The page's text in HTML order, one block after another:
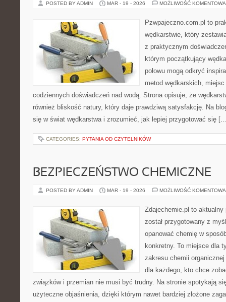
POSTED BY ADMIN MAR - 19 - 2026 MOŻLIWOŚĆ
Pzwpajeczno.com.pl to
wędkarstwie, który
z praktycznym
którym początkujący
połowu mogą odkryć
metod wędkarskich,
codziennych doświadczeń nad wodą. Strona opisuje, że
również bliskość natury, który daje prawdziwą satysfakcję. Na
się w świat wędkarstwa i zrozumieć, jak lepiej przygotować się
CATEGORIES: PYTANIA OD CZYTELNIKÓW
BEZPIECZEŃSTWO CHEMICZNE
POSTED BY ADMIN MAR - 19 - 2026 MOŻLIWOŚĆ
Zdajechemie.pl to
został przygotowany z
opanować chemię w
konkretny. To miejsce dla
zakresu chemii
dla każdego, kto chce
związków i przemian nie musi być trudny. Na stronie spotykają
użyteczne objaśnienia, dzięki którym nawet bardziej złożone